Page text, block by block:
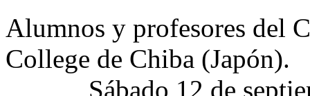
Alumnos y profesores del
College de Chiba (Japón).
Sábado 12 de